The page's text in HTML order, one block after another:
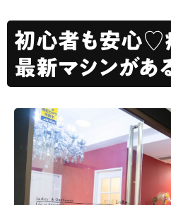
初心者も安心♡
最新マシンがあ